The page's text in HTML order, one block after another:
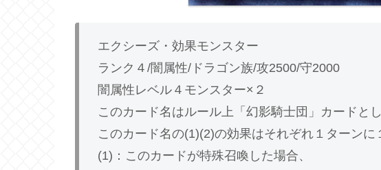
エクシーズ・効果モンスター
ランク４/闇属性/ドラゴン族/攻2500/守2000
闇属性レベル４モンスター×２
このカード名はルール上「幻影騎士団」カードとし
このカード名の(1)(2)の効果はそれぞれ１ターンに
(1)：このカードが特殊召喚した場合、